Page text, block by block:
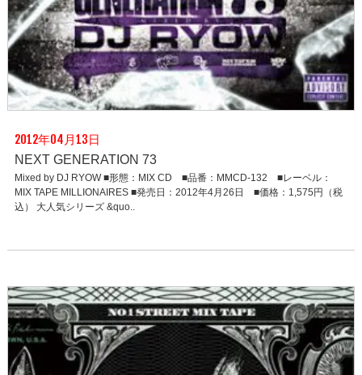
2012年04月13日
NEXT GENERATION 73
Mixed by DJ RYOW ■形態：MIX CD ■品番：MMCD-132 ■レーベル：
MIX TAPE MILLIONAIRES ■発売日：2012年4月26日 ■価格：1,575円（税
込） 大人気シリーズ &quo..